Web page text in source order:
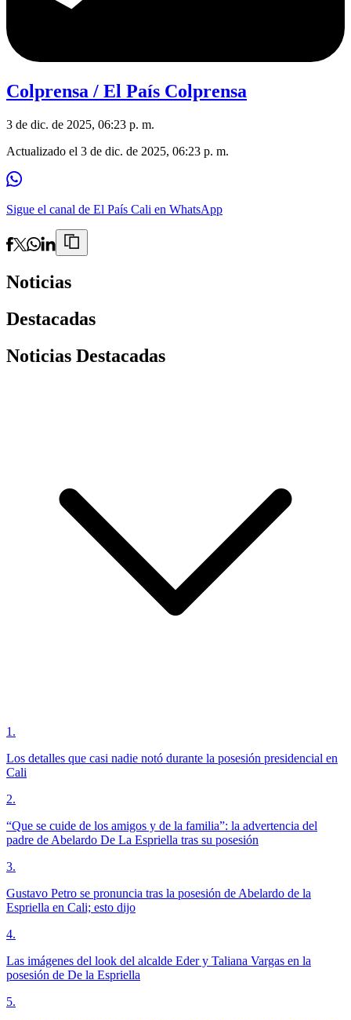
Colprensa / El País Colprensa
3 de dic. de 2025, 06:23 p. m.
Actualizado el 3 de dic. de 2025, 06:23 p. m.
Sigue el canal de El País Cali en WhatsApp
Noticias
Destacadas
Noticias Destacadas
1 .
Los detalles que casi nadie notó durante la posesión presidencial en
Cali
2.
“Que se cuide de los amigos y de la familia”: la advertencia del
padre de Abelardo De La Espriella tras su posesión
3.
Gustavo Petro se pronuncia tras la posesión de Abelardo de la
Espriella en Cali; esto dijo
4.
Las imágenes del look del alcalde Eder y Taliana Vargas en la
posesión de De la Espriella
5.